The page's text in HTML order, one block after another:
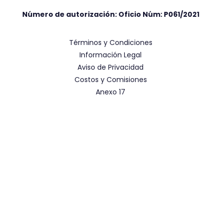
Número de autorización: Oficio Núm: P061/2021
Términos y Condiciones
Información Legal
Aviso de Privacidad
Costos y Comisiones
Anexo 17